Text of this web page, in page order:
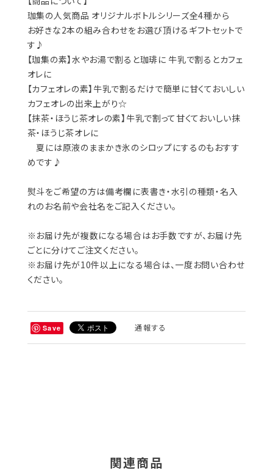
珈集の人気商品 オリジナルボトルシリーズ全4種から
お好きな2本の組み合わせをお選び頂けるギフトセットで
す♪
【珈集の素】水やお湯で割ると珈琲に 牛乳で割るとカフェ
オレに
【カフェオレの素】牛乳で割るだけで簡単に甘くておいしい
カフェオレの出来上がり☆
【抹茶・ほうじ茶オレの素】牛乳で割って甘くておいしい抹
茶・ほうじ茶オレに
夏には原液のままかき氷のシロップにするのもおすす
めです♪
熨斗をご希望の方は備考欄に表書き・水引の種類・名入
れのお名前や会社名をご記入ください。
※お届け先が複数になる場合はお手数ですが、お届け先
ごとに分けてご注文ください。
※お届け先が10件以上になる場合は、一度お問い合わせ
ください。
Save 通報する
関連商品